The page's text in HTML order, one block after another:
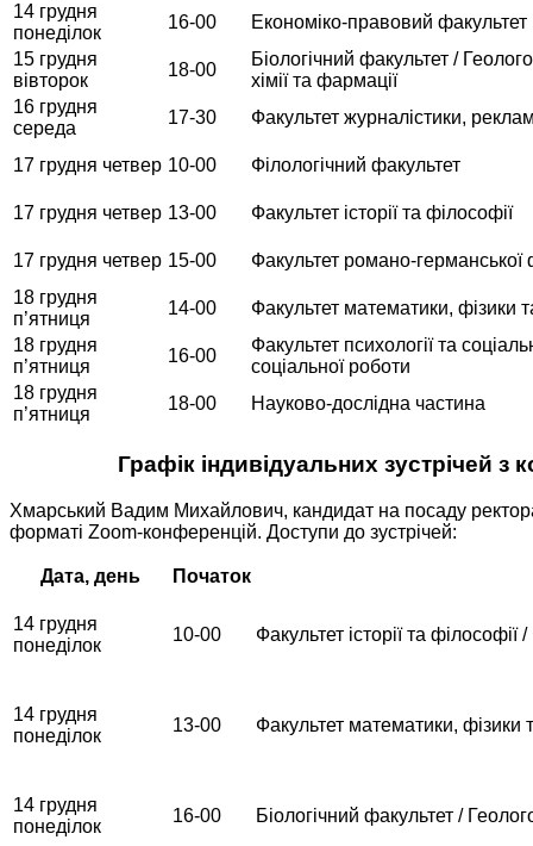
14 грудня
понеділок
16-00
Економіко-правовий факультет
15 грудня
вівторок
18-00
Біологічний факультет /
хімії та фармації
16 грудня
середа
17-30 Факультет журналістики,
17 грудня четвер 10-00 Філологічний факультет
17 грудня четвер 13-00 Факультет історії та філософії
17 грудня четвер 15-00
Факультет романо-германської
18 грудня
п’ятниця
14-00
Факультет математики, фізики
18 грудня
п’ятниця
16-00
Факультет психології та
соціальної роботи
18 грудня
п’ятниця
18-00 Науково-дослідна частина
Графік індивідуальних зустрічей
Хмарський Вадим Михайлович, кандидат на посаду ректора
форматі Zoom-конференцій. Доступи до зустрічей:
Дата, день Початок
14 грудня
понеділок
10-00 Факультет історії та філософії
14 грудня
понеділок
13-00 Факультет математики, фізики
14 грудня
понеділок
16-00 Біологічний факультет /